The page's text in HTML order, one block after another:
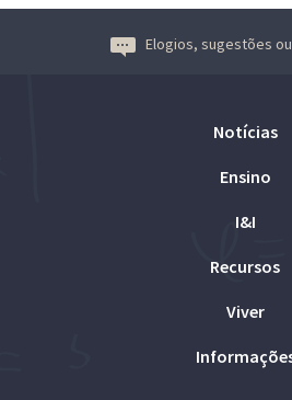
Elogios, sugestões
Notícias
Ensino
I&I
Recursos
Viver